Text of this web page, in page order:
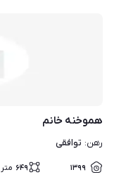
هموخنه خانم
رهن: توافقی
۱۳۹۹ ۶۴۹ متر